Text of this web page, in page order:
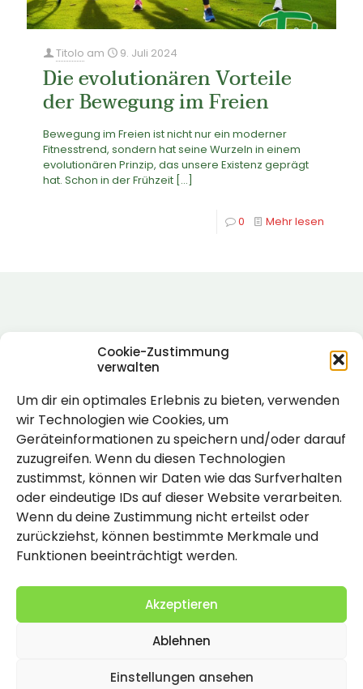
Cookie-Zustimmung
verwalten
Um dir ein optimales Erlebnis zu bieten, verwenden
wir Technologien wie Cookies, um
Geräteinformationen zu speichern und/oder darauf
zuzugreifen. Wenn du diesen Technologien
zustimmst, können wir Daten wie das Surfverhalten
oder eindeutige IDs auf dieser Website verarbeiten.
Wenn du deine Zustimmung nicht erteilst oder
zurückziehst, können bestimmte Merkmale und
Funktionen beeinträchtigt werden.
Akzeptieren
Ablehnen
Einstellungen ansehen
Titolo am 9. Juli 2024
Die evolutionären Vorteile
der Bewegung im Freien
Bewegung im Freien ist nicht nur ein moderner
Fitnesstrend, sondern hat seine Wurzeln in einem
evolutionären Prinzip, das unsere Existenz geprägt
hat. Schon in der Frühzeit […]
0 Mehr lesen
Rechtlich
Impressum
Datenschutzerklärung
Cookie-Richtlinie (EU)